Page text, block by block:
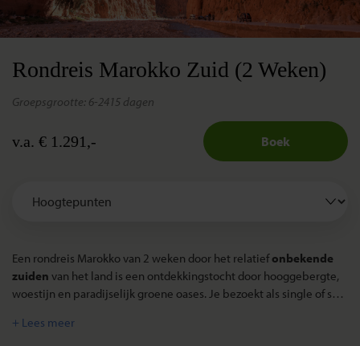
Rondreis Marokko Zuid (2 Weken)
Boek
v.a. € 1.291,-
groepsgrootte: 6-24 15 dagen
Een rondreis Marokko van 2 weken door het relatiefonbekende
zuiden van het land is een ontdekkingstocht door hooggebergte,
woestijn en paradijselijk groene oases. Je bezoekt als single of solo
marktenwaar Berbers samendrommen, maar gaat ook op